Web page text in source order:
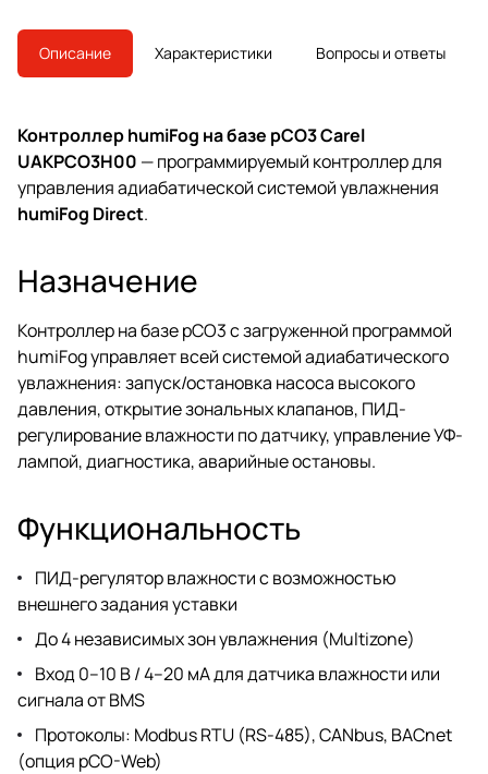
ошибок и обеспечивает
стабильную работу установки.
По сравнению с вариантами,
новое поколение контроллеров,
данная модификация
ориентирована именно на
одиночную зону, поэтому не
требует сложности и
избыточных функций, оставаясь
Описание Характеристики Вопросы и ответы
Контроллер humiFog на базе pCO3 Carel
UAKPCO3H00 — программируемый контроллер для
управления адиабатической системой увлажнения
humiFog Direct.
Назначение
Контроллер на базе pCO3 с загруженной программой
humiFog управляет всей системой адиабатического
увлажнения: запуск/остановка насоса высокого
давления, открытие зональных клапанов, ПИД-
регулирование влажности по датчику, управление УФ-
лампой, диагностика, аварийные остановы.
Функциональность
ПИД-регулятор влажности с возможностью
внешнего задания уставки
До 4 независимых зон увлажнения (Multizone)
Вход 0–10 В / 4–20 мА для датчика влажности или
сигнала от BMS
Протоколы: Modbus RTU (RS-485), CANbus, BACnet
(опция pCO-Web)